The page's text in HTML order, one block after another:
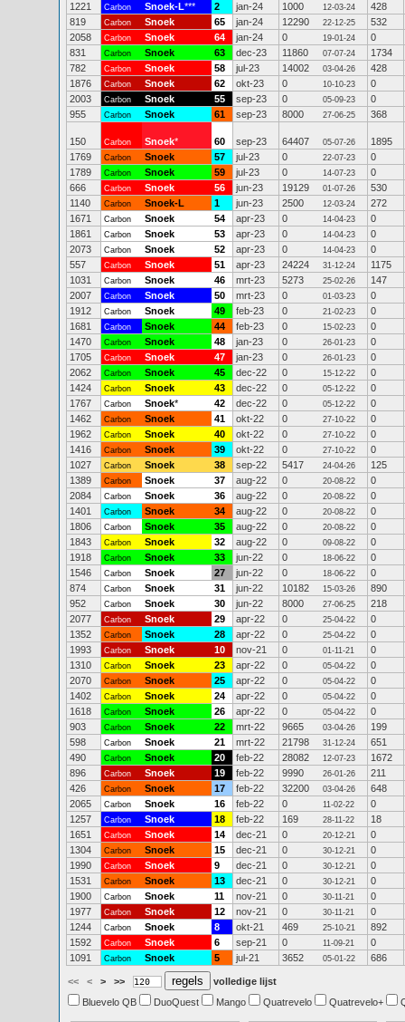
1221
Carbon Snoek-L*** 2 jan-24 1000 12-03-24
428
819
Carbon Snoek 65 jan-24 12290 22-12-25
532
2058
Carbon Snoek 64 jan-24 0 19-01-24
0
831
Carbon Snoek 63 dec-23 11860 07-07-24
1734
782
Carbon Snoek 58 jul-23 14002 03-04-26
428
1876
Carbon Snoek 62 okt-23 0 10-10-23
0
2003
Carbon Snoek 55 sep-23 0 05-09-23
0
955
Carbon Snoek 61 sep-23 8000 27-06-25 368
150 Carbon Snoek* 60 sep-23 64407 05-07-26
1895
1769
Carbon Snoek 57 jul-23 0 22-07-23
0
1789
Carbon Snoek 59 jul-23 0 14-07-23
0
666
Carbon Snoek 56 jun-23 19129 01-07-26
530
1140
Carbon Snoek-L 1 jun-23 2500 12-03-24
272
1671
Carbon Snoek 54 apr-23 0 14-04-23
0
1861
Carbon Snoek 53 apr-23 0 14-04-23
0
2073
Carbon Snoek 52 apr-23 0 14-04-23
0
557
Carbon Snoek 51 apr-23 24224 31-12-24
1175
1031
Carbon Snoek 46 mrt-23 5273 25-02-26
147
2007
Carbon Snoek 50 mrt-23 0 01-03-23
0
1912
Carbon Snoek 49 feb-23 0 21-02-23
0
1681
Carbon Snoek 44 feb-23 0 15-02-23
0
1470
Carbon Snoek 48 jan-23 0 26-01-23
0
1705
Carbon Snoek 47 jan-23 0 26-01-23
0
2062
Carbon Snoek 45 dec-22 0 15-12-22
0
1424
Carbon Snoek 43 dec-22 0 05-12-22
0
1767
Carbon Snoek* 42 dec-22 0 05-12-22
0
1462
Carbon Snoek 41 okt-22 0 27-10-22
0
1962
Carbon Snoek 40 okt-22 0 27-10-22
0
1416
Carbon Snoek 39 okt-22 0 27-10-22
0
1027
Carbon Snoek 38 sep-22 5417 24-04-26
125
1389
Carbon Snoek 37 aug-22 0 20-08-22
0
2084
Carbon Snoek 36 aug-22 0 20-08-22
0
1401
Carbon Snoek 34 aug-22 0 20-08-22
0
1806
Carbon Snoek 35 aug-22 0 20-08-22
0
1843
Carbon Snoek 32 aug-22 0 09-08-22
0
1918
Carbon Snoek 33 jun-22 0 18-06-22
0
1546
Carbon Snoek 27 jun-22 0 18-06-22
0
874
Carbon Snoek 31 jun-22 10182 15-03-26
890
952
Carbon Snoek 30 jun-22 8000 27-06-25
218
2077
Carbon Snoek 29 apr-22 0 25-04-22
0
1352
Carbon Snoek 28 apr-22 0 25-04-22
0
1993
Carbon Snoek 10 nov-21 0 01-11-21
0
1310
Carbon Snoek 23 apr-22 0 05-04-22
0
2070
Carbon Snoek 25 apr-22 0 05-04-22
0
1402
Carbon Snoek 24 apr-22 0 05-04-22
0
1618
Carbon Snoek 26 apr-22 0 05-04-22
0
903
Carbon Snoek 22 mrt-22 9665 03-04-26
199
598
Carbon Snoek 21 mrt-22 21798 31-12-24
651
490
Carbon Snoek 20 feb-22 28082 12-07-23
1672
896
Carbon Snoek 19 feb-22 9990 26-01-26
211
426
Carbon Snoek 17 feb-22 32200 03-04-26
648
2065
Carbon Snoek 16 feb-22 0 11-02-22
0
1257
Carbon Snoek 18 feb-22 169 28-11-22
18
1651
Carbon Snoek 14 dec-21 0 20-12-21
0
1304
Carbon Snoek 15 dec-21 0 30-12-21
0
1990
Carbon Snoek 9 dec-21 0 30-12-21
0
1531
Carbon Snoek 13 dec-21 0 30-12-21
0
1900
Carbon Snoek 11 nov-21 0 30-11-21
0
1977
Carbon Snoek 12 nov-21 0 30-11-21
0
1244
Carbon Snoek 8 okt-21 469 25-10-21
892
1592
Carbon Snoek 6 sep-21 0 11-09-21
0
1091
Carbon Snoek 5 jul-21 3652 05-01-22 686
<< < > >>
volledige lijst
Bluevelo QB
DuoQuest Mango Quatrevelo Quatrevelo+